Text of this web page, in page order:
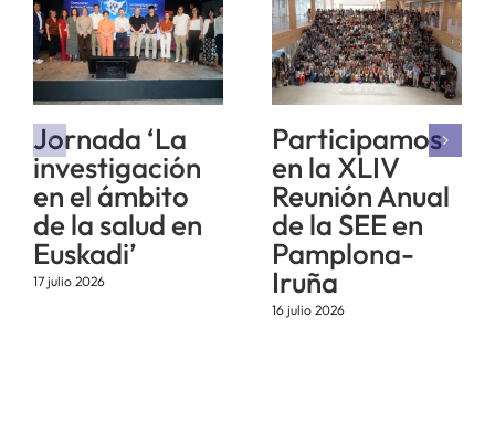
Jornada ‘La
investigación
en el ámbito
de la salud en
Euskadi’
17 julio 2026
Participamos
en la XLIV
Reunión Anual
de la SEE en
Pamplona-
Iruña
16 julio 2026